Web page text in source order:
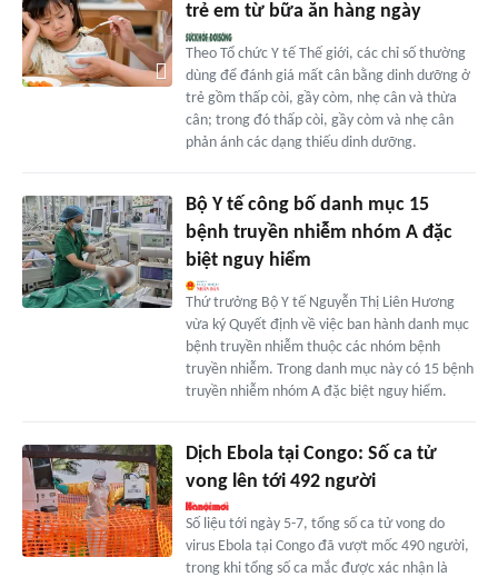
trẻ em từ bữa ăn hàng ngày
Theo Tổ chức Y tế Thế giới, các chỉ số thường
dùng để đánh giá mất cân bằng dinh dưỡng ở
trẻ gồm thấp còi, gầy còm, nhẹ cân và thừa
cân; trong đó thấp còi, gầy còm và nhẹ cân
phản ánh các dạng thiếu dinh dưỡng.
Bộ Y tế công bố danh mục 15
bệnh truyền nhiễm nhóm A đặc
biệt nguy hiểm
Thứ trưởng Bộ Y tế Nguyễn Thị Liên Hương
vừa ký Quyết định về việc ban hành danh mục
bệnh truyền nhiễm thuộc các nhóm bệnh
truyền nhiễm. Trong danh mục này có 15 bệnh
truyền nhiễm nhóm A đặc biệt nguy hiểm.
Dịch Ebola tại Congo: Số ca tử
vong lên tới 492 người
Số liệu tới ngày 5-7, tổng số ca tử vong do
virus Ebola tại Congo đã vượt mốc 490 người,
trong khi tổng số ca mắc được xác nhận là